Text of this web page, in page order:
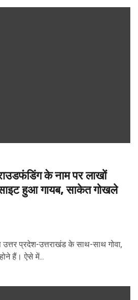
के नाम पर लाखों
हुआ गायब, साकेत गोखले
प्रदेश-उत्तराखंड के साथ-साथ गोवा,
हैं। ऐसे में...